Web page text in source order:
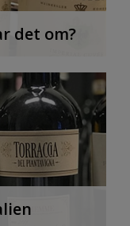
det om?